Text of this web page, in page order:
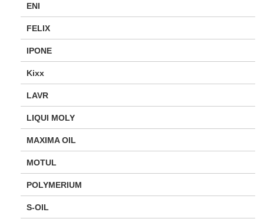
ENI
FELIX
IPONE
Kixx
LAVR
LIQUI MOLY
MAXIMA OIL
MOTUL
POLYMERIUM
S-OIL